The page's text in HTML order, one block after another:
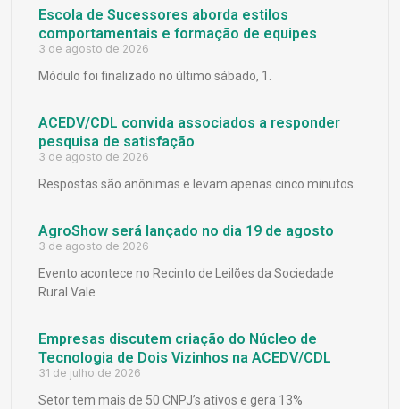
Escola de Sucessores aborda estilos
comportamentais e formação de equipes
3 de agosto de 2026
Módulo foi finalizado no último sábado, 1.
ACEDV/CDL convida associados a responder
pesquisa de satisfação
3 de agosto de 2026
Respostas são anônimas e levam apenas cinco minutos.
AgroShow será lançado no dia 19 de agosto
3 de agosto de 2026
Evento acontece no Recinto de Leilões da Sociedade
Rural Vale
Empresas discutem criação do Núcleo de
Tecnologia de Dois Vizinhos na ACEDV/CDL
31 de julho de 2026
Setor tem mais de 50 CNPJ’s ativos e gera 13%